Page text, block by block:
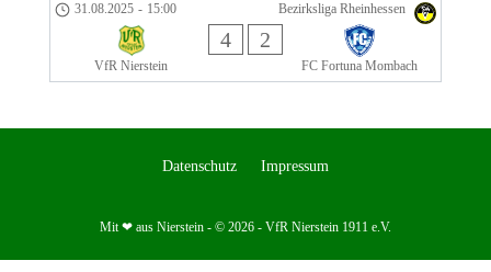
Bezirksliga Rheinhessen
31.08.2025 - 15:00
VfR Nierstein
4 2
FC Fortuna Mombach
Datenschutz Impressum
Mit ❤ aus Nierstein - © 2026 - VfR Nierstein 1911 e.V.